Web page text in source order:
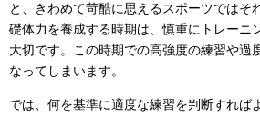
と、きわめて苛酷に思えるスポーツではそ
礎体力を養成する時期は、慎重にトレーニ
大切です。この時期での高強度の練習や過
なってしまいます。
では、何を基準に適度な練習を判断すれば